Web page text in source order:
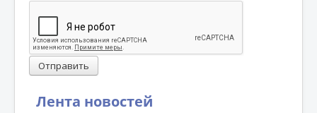
Лента новостей
Отправить